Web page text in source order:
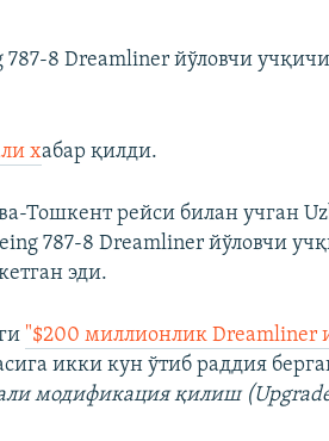
8 Dreamliner йўловчи учқичи
хабар қилди.
Тошкент рейси билан учган
787-8 Dreamliner йўловчи
эди.
"$200 миллионлик Dreamliner
икки кун ўтиб раддия
модификация қилиш